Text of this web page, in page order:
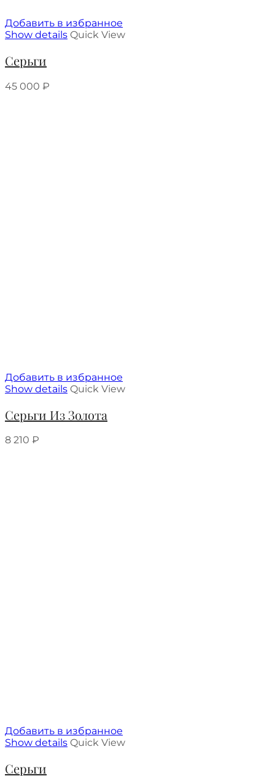
Добавить в избранное
Show details Quick View
Серьги
45 000 ₽
Добавить в избранное
Show details Quick View
Серьги Из Золота
8 210 ₽
Добавить в избранное
Show details Quick View
Серьги